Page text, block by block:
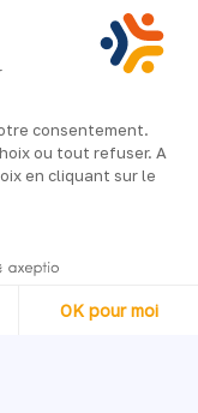
consentement.
ou tout refuser. A
en cliquant sur le
OK pour moi